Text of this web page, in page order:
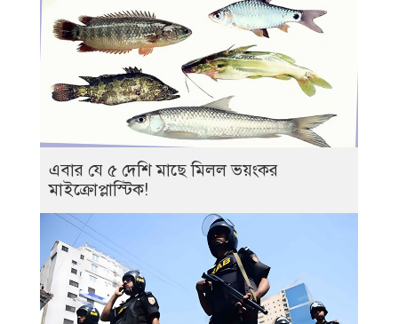
এবার যে ৫ দেশি মাছে মিলল ভয়ংকর
মাইক্রোপ্লাস্টিক!